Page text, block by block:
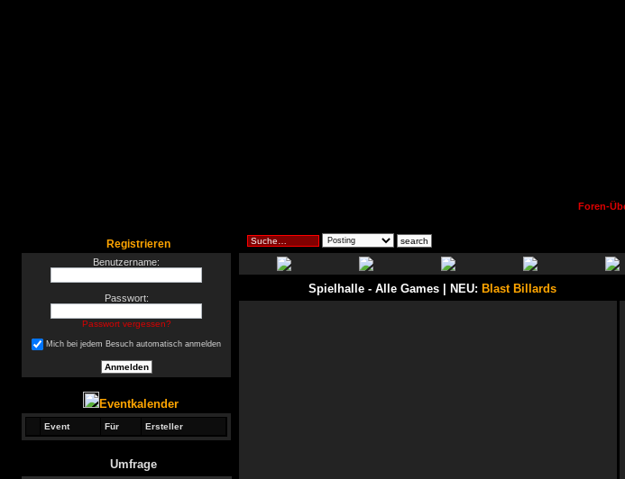
Foren-
Registrieren
Benutzername:
Passwort:
Passwort vergessen?
Mich bei jedem Besuch automatisch anmelden
Eventkalender
Event Für Ersteller
Umfrage
Spielhalle- Alle Games | NEU: Blast Billards